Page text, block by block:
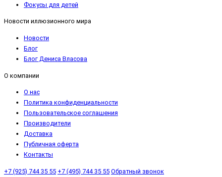
Фокусы для детей
Новости иллюзионного мира
Новости
Блог
Блог Дениса Власова
О компании
О нас
Политика конфиденциальности
Пользовательское соглашения
Производители
Доставка
Публичная оферта
Контакты
+7 (925) 744 35 55 +7 (495) 744 35 55 Обратный звонок